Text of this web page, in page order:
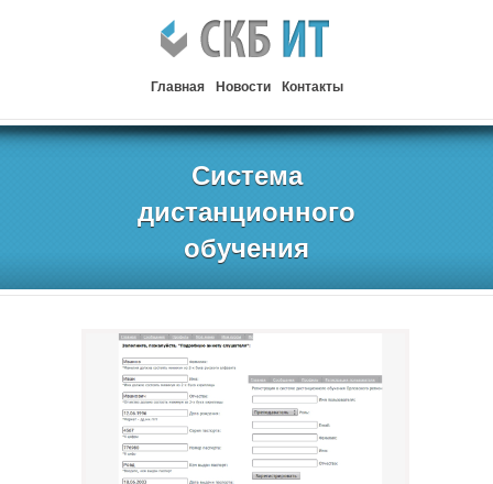
Главная Новости Контакты
Система
дистанционного
обучения